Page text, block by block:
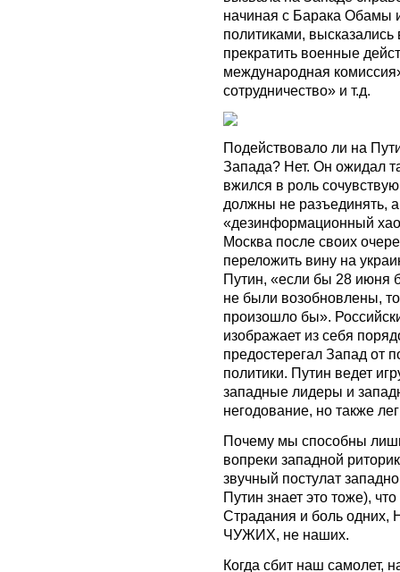
начиная с Барака Обамы
политиками,
прекратить военные
международная
сотрудничество» и т.д.
Подействовало ли на
Запада? Нет. Он ожидал
вжился в роль
должны не разъединять,
«дезинформационный
Москва после своих
переложить вину на
Путин, «если бы 28 июня
не были возобновлены,
произошло бы».
изображает из себя
предостерегал Запад от
политики. Путин ведет
западные лидеры и
негодование, но также
Почему мы способны
вопреки западной
звучный постулат
Путин знает это тоже),
Страдания и боль
ЧУЖИХ, не наших.
Когда сбит наш самолет,